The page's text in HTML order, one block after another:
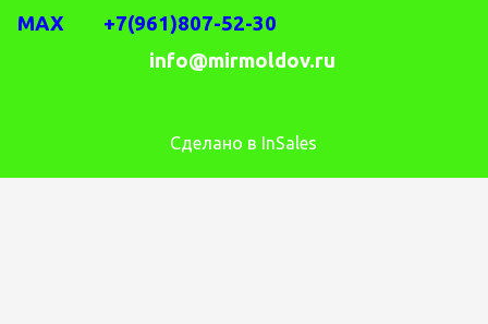
MAX +7(961)807-52-30
info@mirmoldov.ru
Сделано в InSales